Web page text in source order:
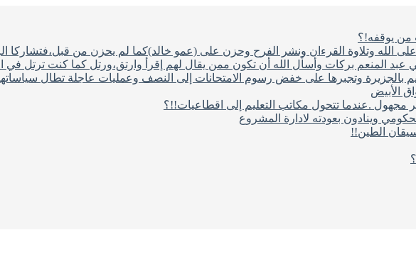
من يوقفه!؟
الله وتلاوة القرءان ونشر الفرح وحزن على (عمو خالد)كما لم يحزن من قبل،فتشاركا
عبد المنعم بركات وأسأل الله أن تكون ممن يقال لهم إقرأ وارتق،ورتل كما كنت ترتل في
بالجزيرة وتجبرها على خفض رسوم الامتحانات إلى النصف وعمليات عاجلة تطال
الأبيض
مجهول .عندما تتحول مكاتب التعليم إلى اقطاعيات!!؟
وينادون بعودته لادارة المشروع
الطين!!